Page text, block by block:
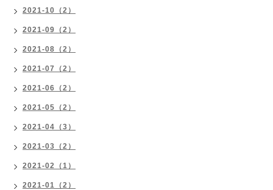
2021-10（2）
2021-09（2）
2021-08（2）
2021-07（2）
2021-06（2）
2021-05（2）
2021-04（3）
2021-03（2）
2021-02（1）
2021-01（2）